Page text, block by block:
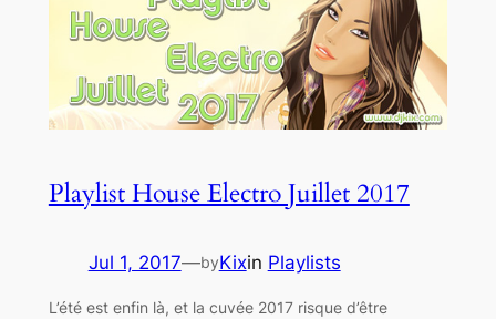
Playlist House Electro Juillet 2017
Jul 1, 2017—byKixin Playlists
L’été est enfin là, et la cuvée 2017 risque d’être